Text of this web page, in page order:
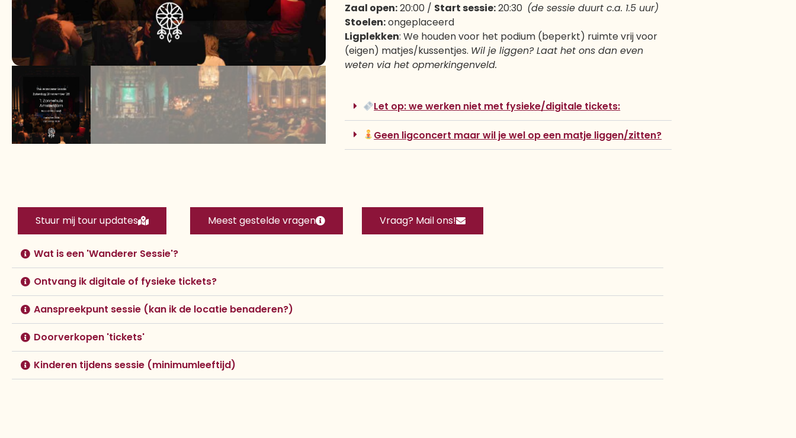
Zaal open:20:00 / Start sessie:20:30 (de sessie duurt c.a. 1.5 uur)
Stoelen:ongeplaceerd
Ligplekken: We houden voor het podium (beperkt) ruimte vrij voor
(eigen) matjes/kussentjes. Wil je liggen? Laat het ons dan even
weten via het opmerkingenveld.
Let op: we werken niet met fysieke/digitale tickets:
Geen ligconcert maar wil je wel op een matje liggen/zitten?
Stuur mij tour updates Meest gestelde vragen Vraag? Mail ons!
Wat is een 'Wanderer Sessie'?
Ontvang ik digitale of fysieke tickets?
Aanspreekpunt sessie (kan ik de locatie benaderen?)
Doorverkopen 'tickets'
Kinderen tijdens sessie (minimumleeftijd)